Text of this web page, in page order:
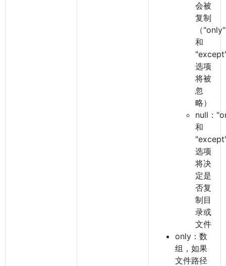
会被
复制
（"only"
和
选项
将被
忽
略）
null：
和
选项
将决
定是
否复
制目
录或
文件
only：数
组，如果
文件路径